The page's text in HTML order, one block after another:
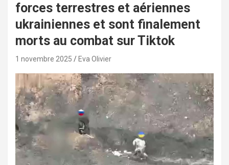
forces terrestres et aériennes
ukrainiennes et sont finalement
morts au combat sur Tiktok
1 novembre 2025 Eva Olivier